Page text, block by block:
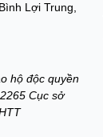
Lợi Trung,
hộ độc quyền
Cục sở